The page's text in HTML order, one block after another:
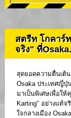
สตรีท โกคาร์
จริง" ที่Osaka.
สุดยอดความตื่นเต้
Osaka ประเทศญี่
มาเป็นพิเศษเพื่อใ
Karting" อย่างแท้
ใจกลางเมือง